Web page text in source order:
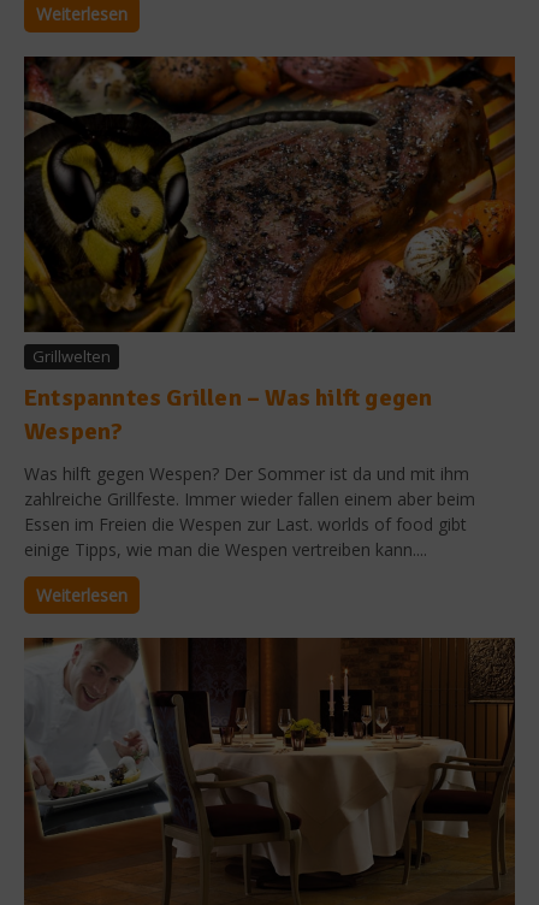
Weiterlesen
Grillwelten
Entspanntes Grillen – Was hilft gegen
Wespen?
Was hilft gegen Wespen? Der Sommer ist da und mit ihm
zahlreiche Grillfeste. Immer wieder fallen einem aber beim
Essen im Freien die Wespen zur Last. worlds of food gibt
einige Tipps, wie man die Wespen vertreiben kann....
Weiterlesen